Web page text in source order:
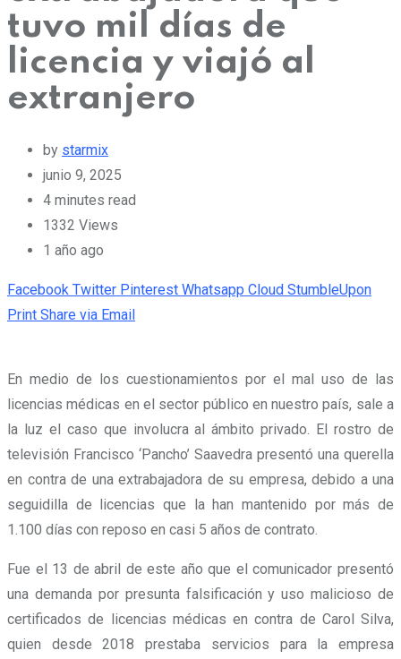
tuvo mil días de
licencia y viajó al
extranjero
by starmix
junio 9, 2025
4 minutes read
1332 Views
1 año ago
Facebook Twitter Pinterest Whatsapp Cloud StumbleUpon
Print Share via Email
En medio de los cuestionamientos por el mal uso de las
licencias médicas en el sector público en nuestro país, sale a
la luz el caso que involucra al ámbito privado. El rostro de
televisión Francisco ‘Pancho’ Saavedra presentó una querella
en contra de una extrabajadora de su empresa, debido a una
seguidilla de licencias que la han mantenido pormás de
1.100 días con reposo en casi 5 años de contrato.
Fue el 13 de abril de este año que el comunicador presentó
una demanda por presunta falsificación y uso malicioso de
certificados de licencias médicas en contra de Carol Silva,
quien desde 2018 prestaba servicios para la empresa